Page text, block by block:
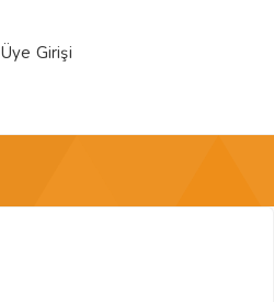
Üye Girişi